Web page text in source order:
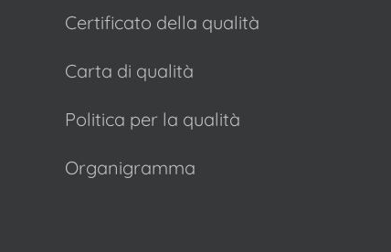
Certificato della qualità
Carta di qualità
Politica per la qualità
Organigramma